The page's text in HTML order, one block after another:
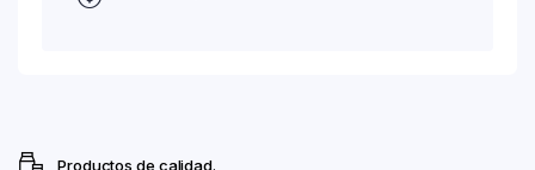
Productos de calidad.